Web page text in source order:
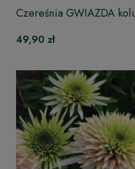
Czereśnia GWIAZDA
49,90 zł